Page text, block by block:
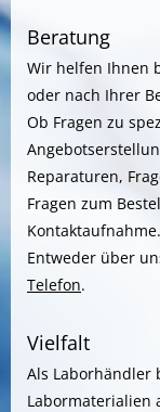
Beratung
Wir helfen Ihnen
oder nach Ihrer
Ob Fragen zu
Reparaturen,
Fragen zum
Kontaktaufnahme.
Entweder über
Telefon.
Vielfalt
Als Laborhändler
Labormaterialien